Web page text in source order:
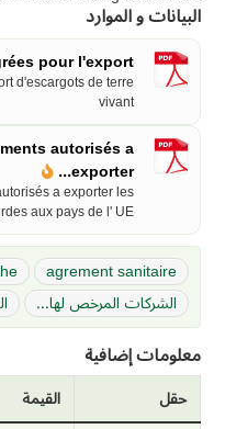
البيانات و الموارد
pour l'export...
d'escargots de terre
vivant
autorisés a
exporter...
a exporter les
aux pays de l' UE
agrement sanitaire
الشركات المرخص لها...
معلومات إضافية
حقل
القيمة